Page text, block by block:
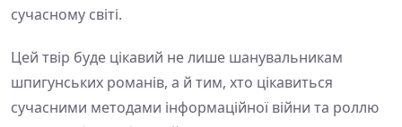
сучасному світі.
Цей твір буде цікавий не лише шанувальникам
шпигунських романів, а й тим, хто цікавиться
сучасними методами інформаційної війни та роллю